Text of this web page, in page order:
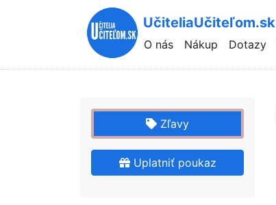
UčiteliaUčiteľom.sk
Hlavní
navigace
O nás Nákup Dotazy
Zľavy
Uplatniť poukaz